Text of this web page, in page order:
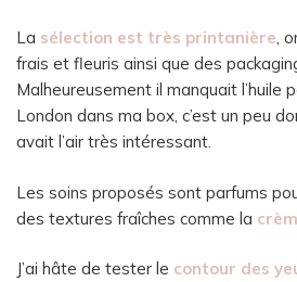
La sélection est très printanière,
frais et fleuris ainsi que des
Malheureusement il manquait l’huile
London dans ma box, c’est un peu
avait l’air très intéressant.
Les soins proposés sont parfums
des textures fraîches comme la
J’ai hâte de tester le contour des